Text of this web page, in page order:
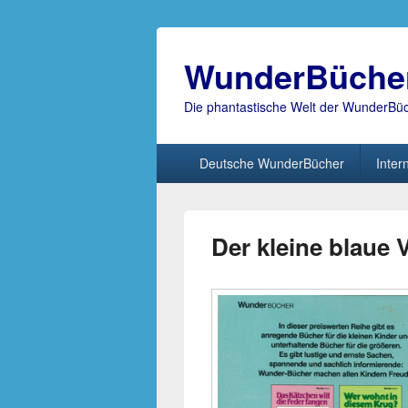
Die phantastische Welt der
Deutsche WunderBücher
Der kleine blaue